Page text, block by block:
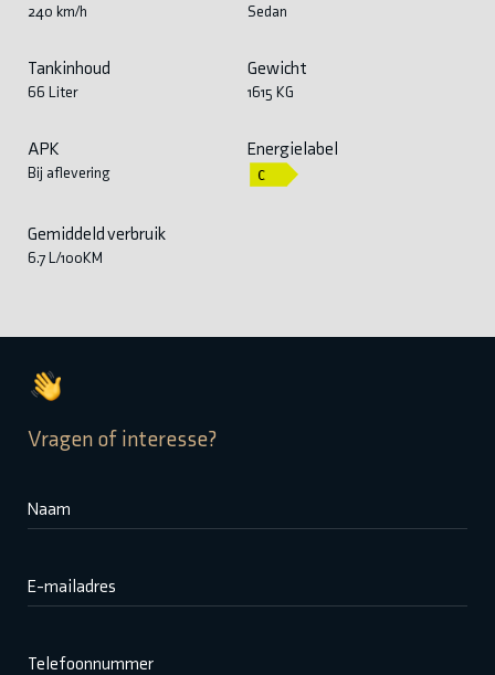
240 km/h Sedan
Tankinhoud
66 Liter
Gewicht
1615 KG
APK
Bij aflevering
Energielabel
Gemiddeld verbruik
6.7 L/100KM
Vragen of interesse?
Naam
E-mailadres
Telefoonnummer